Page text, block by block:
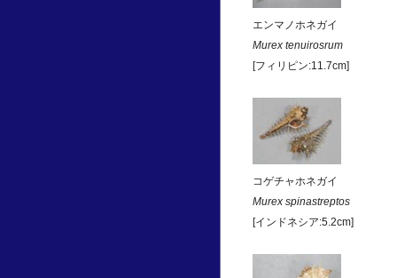
エンマノホネガイ
Murex tenuirosrum
[フィリピン:11.7cm]
コゲチャホネガイ
Murex spinastreptos
[インドネシア:5.2cm]